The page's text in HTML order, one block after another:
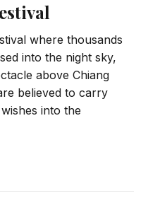
where thousands
into the night sky,
above Chiang
believed to carry
into the